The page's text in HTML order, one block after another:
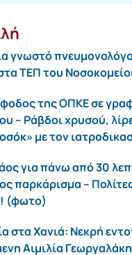
γνωστό
ΤΕΠ του
της ΟΠΚΕ σε
– Ράβδοι χρυσού,
με τον
για πάνω από 30
παρκάρισμα –
(φωτο)
στα Χανιά: Νεκρή
Αιμιλία Γεωργαλάκη